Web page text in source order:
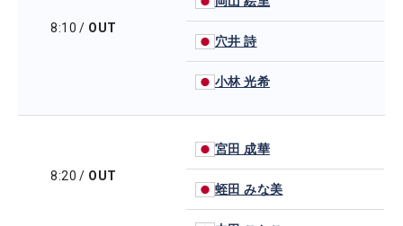
8:10 / OUT
穴井 詩
小林 光希
8:20 / OUT
宮田 成華
蛭田 みな美